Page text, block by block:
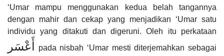
‘Umar mampu menggunakan kedua belah tangannya
dengan mahir dan cekap yang menjadikan ‘Umar satu
individu yang ditakuti dan digeruni. Oleh itu perkataan
أَعْسَر pada nisbah ‘Umar mesti diterjemahkan sebagai